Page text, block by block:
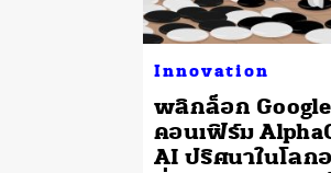
Innovation
พลิกล็อก Google
คอนเฟิร์ม
AI ปริศนาในโลก